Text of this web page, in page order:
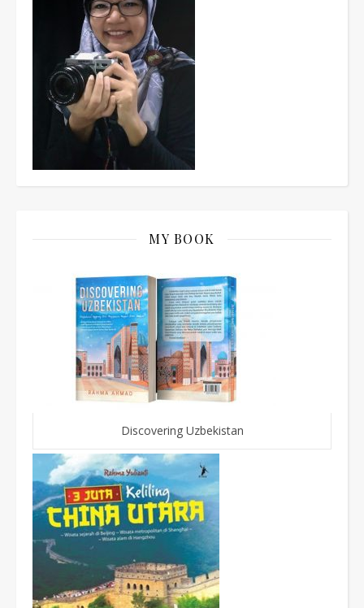
MY BOOK
Discovering Uzbekistan